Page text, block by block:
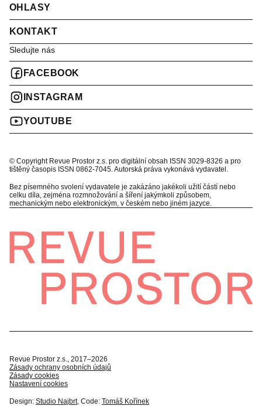
OHLASY
KONTAKT
Sledujte nás
FACEBOOK
INSTAGRAM
YOUTUBE
© Copyright Revue Prostor z.s. pro digitální obsah ISSN 3029-8326 a pro
tištěný časopis ISSN 0862-7045. Autorská práva vykonává vydavatel.
Bez písemného svolení vydavatele je zakázáno jakékoli užití částí nebo
celku díla, zejména rozmnožování a šíření jakýmkoli způsobem,
mechanickým nebo elektronickým, v českém nebo jiném jazyce.
Revue Prostor z.s., 2017–2026
Zásady ochrany osobních údajů
Zásady cookies
Nastavení cookies
Design: Studio Najbrt, Code: Tomáš Kořínek